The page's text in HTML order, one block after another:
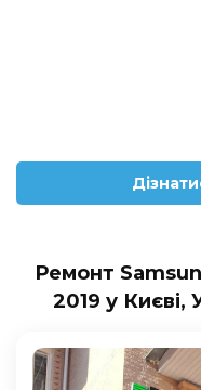
Ремонт
2019 у Києві,